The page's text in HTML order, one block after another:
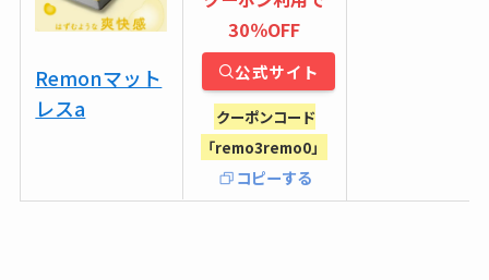
Remonマット
レスa
30％OFF
公式サイト
クーポンコード
「remo3remo0」
コピーする